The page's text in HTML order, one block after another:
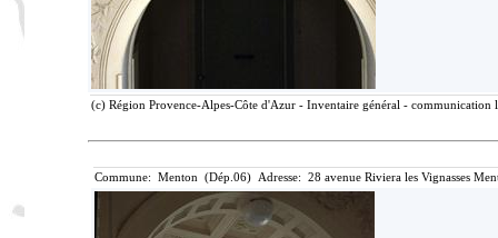
(c) Région Provence-Alpes-Côte d'Azur - Inventaire général -
Commune: Menton (Dép.06) Adresse: 28 avenue Riviera les Vignasses